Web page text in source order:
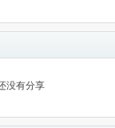
没有分享